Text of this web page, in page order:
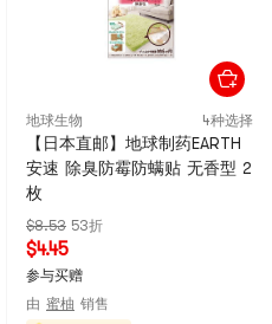
地球生物 4种选择
【日本直邮】地球制药EARTH
安速 除臭防霉防螨贴 无香型 2
枚
$8.53 53折
$4.45
参与买赠
由 蜜柚 销售